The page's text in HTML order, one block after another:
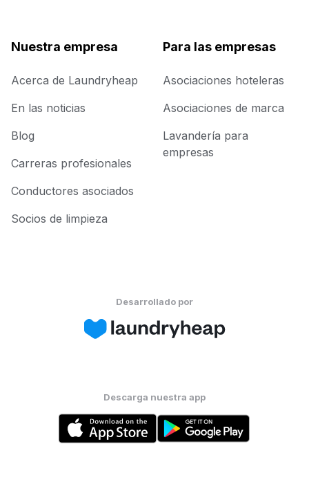
Nuestra empresa
Acerca de Laundryheap
En las noticias
Blog
Carreras profesionales
Conductores asociados
Socios de limpieza
Para las empresas
Asociaciones hoteleras
Asociaciones de marca
Lavandería para
empresas
Desarrollado por
Descarga nuestra app